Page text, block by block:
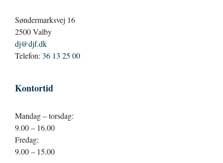
Søndermarksvej 16
2500 Valby
dj@djf.dk
Telefon: 36 13 25 00
Kontortid
Mandag – torsdag:
9.00 – 16.00
Fredag:
9.00 – 15.00